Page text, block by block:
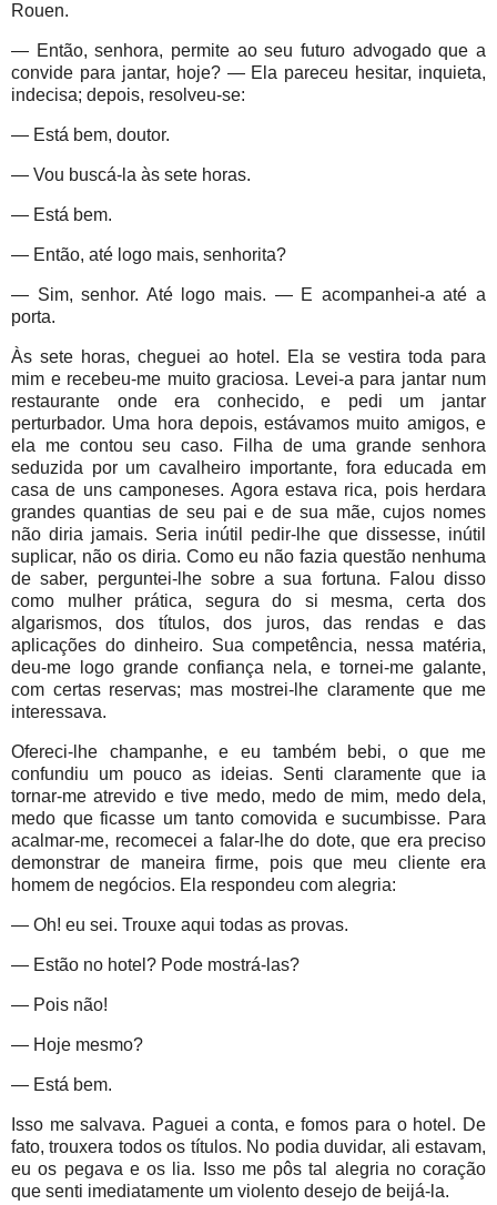
Rouen.
— Então, senhora, permite ao seu futuro advogado que a
convide para jantar, hoje? — Ela pareceu hesitar, inquieta,
indecisa; depois, resolveu-se:
— Está bem, doutor.
— Vou buscá-la às sete horas.
— Está bem.
— Então, até logo mais, senhorita?
— Sim, senhor. Até logo mais. — E acompanhei-a até a
porta.
Às sete horas, cheguei ao hotel. Ela se vestira toda para
mim e recebeu-me muito graciosa. Levei-a para jantar num
restaurante onde era conhecido, e pedi um jantar
perturbador. Uma hora depois, estávamos muito amigos, e
ela me contou seu caso. Filha de uma grande senhora
seduzida por um cavalheiro importante, fora educada em
casa de uns camponeses. Agora estava rica, pois herdara
grandes quantias de seu pai e de sua mãe, cujos nomes
não diria jamais. Seria inútil pedir-lhe que dissesse, inútil
suplicar, não os diria. Como eu não fazia questão nenhuma
de saber, perguntei-lhe sobre a sua fortuna. Falou disso
como mulher prática, segura do si mesma, certa dos
algarismos, dos títulos, dos juros, das rendas e das
aplicações do dinheiro. Sua competência, nessa matéria,
deu-me logo grande confiança nela, e tornei-me galante,
com certas reservas; mas mostrei-lhe claramente que me
interessava.
Ofereci-lhe champanhe, e eu também bebi, o que me
confundiu um pouco as ideias. Senti claramente que ia
tornar-me atrevido e tive medo, medo de mim, medo dela,
medo que ficasse um tanto comovida e sucumbisse. Para
acalmar-me, recomecei a falar-lhe do dote, que era preciso
demonstrar de maneira firme, pois que meu cliente era
homem de negócios. Ela respondeu com alegria:
— Oh! eu sei. Trouxe aqui todas as provas.
— Estão no hotel? Pode mostrá-las?
— Pois não!
— Hoje mesmo?
— Está bem.
Isso me salvava. Paguei a conta, e fomos para o hotel. De
fato, trouxera todos os títulos. No podia duvidar, ali estavam,
eu os pegava e os lia. Isso me pôs tal alegria no coração
que senti imediatamente um violento desejo de beijá-la.